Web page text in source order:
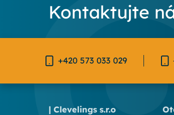
Kontaktujte
+420 573 033 029
| Clevelings s.r.o